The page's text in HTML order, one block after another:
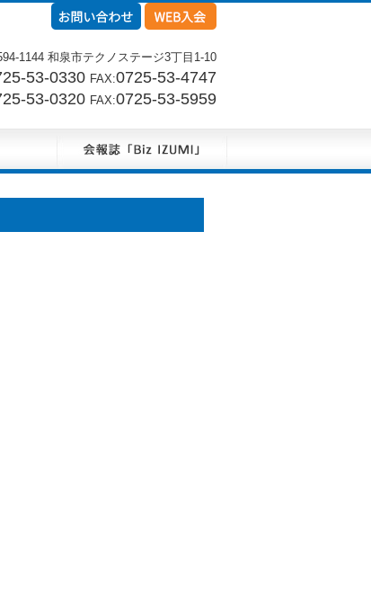
1144 和泉市テクノステージ3丁目1-10
53-0330 FAX:0725-53-4747
53-0320 FAX:0725-53-5959